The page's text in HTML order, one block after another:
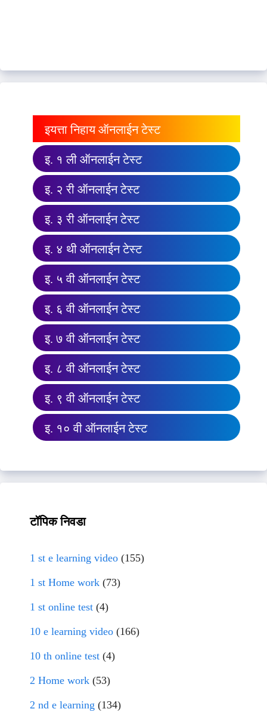
इयत्ता निहाय ऑनलाईन टेस्ट
इ. १ ली ऑनलाईन टेस्ट
इ. २ री ऑनलाईन टेस्ट
इ. ३ री ऑनलाईन टेस्ट
इ. ४ थी ऑनलाईन टेस्ट
इ. ५ वी ऑनलाईन टेस्ट
इ. ६ वी ऑनलाईन टेस्ट
इ. ७ वी ऑनलाईन टेस्ट
इ. ८ वी ऑनलाईन टेस्ट
इ. ९ वी ऑनलाईन टेस्ट
इ. १० वी ऑनलाईन टेस्ट
टॉपिक निवडा
1 st e learning video (155)
1 st Home work (73)
1 st online test (4)
10 e learning video (166)
10 th online test (4)
2 Home work (53)
2 nd e learning (134)